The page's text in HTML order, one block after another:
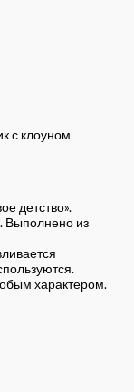
с клоуном
детство».
Выполнено из
характером.